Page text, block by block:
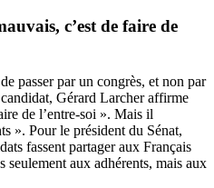
c’est de faire de
passer par un congrès, et non par
Gérard Larcher affirme
de l’entre-soi ». Mais il
». Pour le président du Sénat,
fassent partager aux Français
seulement aux adhérents, mais aux